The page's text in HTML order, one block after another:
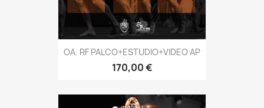
OA. RF PALCO+ESTUDIO+VIDEO AP
Preço
170,00 €